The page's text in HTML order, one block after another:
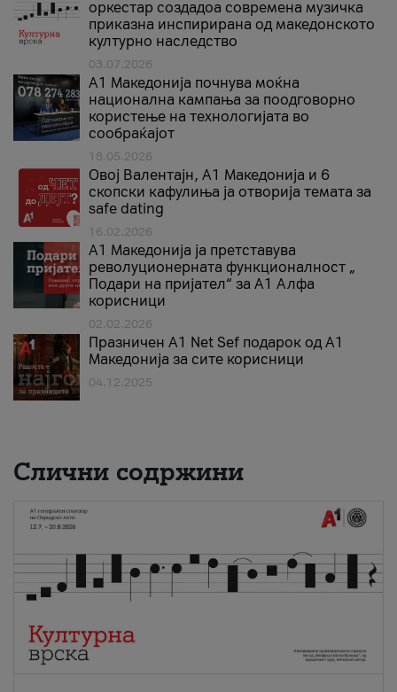
оркестар создадоа современа музичка
приказна инспирирана од македонското
културно наследство
03.07.2026
A1 Македонија почнува моќна
национална кампања за поодговорно
користење на технологијата во
сообраќајот
18.05.2026
Овој Валентајн, A1 Македонија и 6
скопски кафулиња ја отворија темата за
safe dating
16.02.2026
А1 Македонија ја претставува
револуционерната функционалност „
Подари на пријател“ за А1 Алфа
корисници
02.02.2026
Празничен A1 Net Sеf подарок од А1
Македонија за сите корисници
04.12.2025
Слични содржини